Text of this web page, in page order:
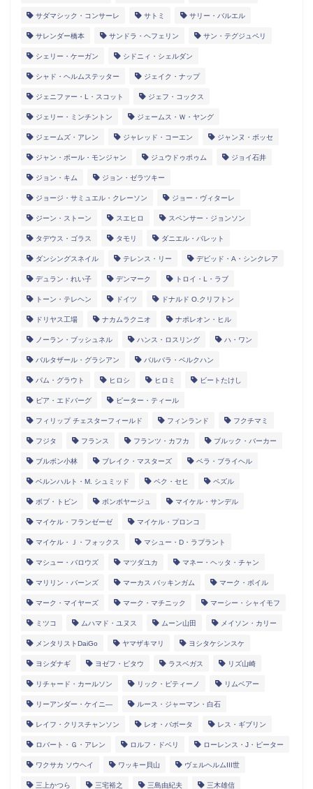
サダマシック・コンサーレ サトミ サリー・バルエル
サレンダー橋本 サンドラ・ヘフェリン サン・テグジュペリ
シェリー・ケーガン シドニィ・シェルダン
シャド・ヘルムステッター ジェイク・ナップ
ジェニファー・L・スコット ジェフ・コックス
ジェリー・ミンチントン ジェームス・Ｗ・ヤング
ジェームズ・アレン ジャレッド・コーエン ジャンヌ・ボッセ
ジャン・ポール・モンジャン ジュウドゥポゥム ジョイ石井
ジョン・キム ジョン・ゼラツキー
ジョージ・サミュエル・クレーソン ジョー・ヴィターレ
ジーン・ストーン スエヒロ スペンサー・ジョンソン
タデウス・ゴラス タモリ ダニエル・バレット
ダンシングスネイル テレンス・リー デビッド・A・シンクレア
デュラン・れい子 デンマーク トロイ・L・ラブ
トーン・テレヘン ドイツ ドナルド O.クリフトン
ドリヤス工場 ナカムラクニオ ナポレオン・ヒル
ノーラン・ブッシュネル ハンス・ロスリング ハ・ワン
バルタザール・グラシアン バルバラ・ベルクハン
パム・グラウト ヒロシ ヒロミ ビートたけし
ピア・エドバーグ ピーター・ティール
フィリップ チェスターフィールド フィンランド フクチマミ
フジタ フランス フランツ・カフカ ブルック・バーカー
ブルボン小林 ブレイク・マスターズ ベラ・ブライヘル
ベルンハルト・M. シュミッド ペク・セヒ ペズル
ボブ・トビン ボンボヤージュ マイケル・サンデル
マイケル・フランゼーゼ マイケル・プロンコ
マイケル・Ｊ・フォックス マシュー・D・ラプラント
マシュー・バロウズ マツダユカ マネー・ヘッタ・チャン
マリリン・バーンズ マーカス バッキンガム マーク・ボイル
マーク・マイヤーズ マーク・マチニック マーシー・シャイモフ
ミツコ ムハマド・ユヌス ムーン山田 メイソン・カリー
メンタリストDaiGo ヤマザキマリ ヨシタケシンスケ
ヨシダナギ ヨゼフ・ピタウ ラスベガス リズ山崎
リチャード・カールソン リック・ピティーノ リムベアー
リーアンダー・ケイニ― ルース・ジャーマン・白石
レイフ・クリスチャンソン レオ・バボータ レス・ギブリン
ロバート・Ｇ・アレン ロルフ・ドベリ ローレンス・J・ピーター
ワクサカ ソウヘイ ワッキー貝山 ヴェルヘルムIII世
三上かつら 三宅裕之 三島由紀夫 三木雄信